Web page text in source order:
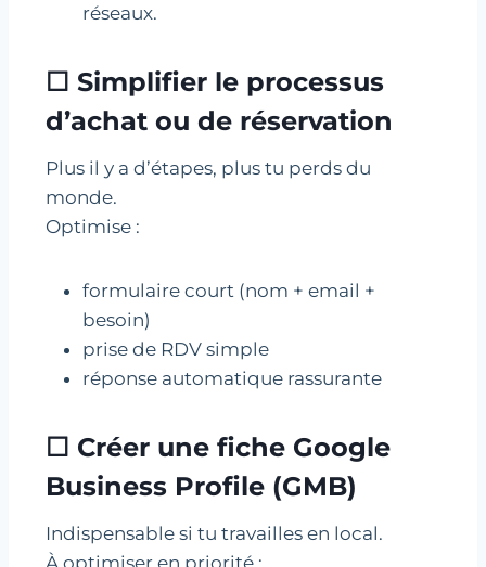
réseaux.
☐ Simplifier le processus
d’achat ou de réservation
Plus il y a d’étapes, plus tu perds du
monde.
Optimise :
formulaire court (nom + email +
besoin)
prise de RDV simple
réponse automatique rassurante
☐ Créer une fiche Google
Business Profile (GMB)
Indispensable si tu travailles en local.
À optimiser en priorité :